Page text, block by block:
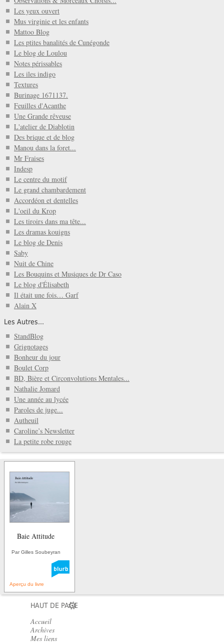
Les yeux ouvert
Mus virginie et les enfants
Mattoo Blog
Les ptites banalités de Cunégonde
Le blog de Loulou
Notes périssables
Les iles indigo
Textures
Burinage 1671137.
Feuilles d'Acanthe
Une Grande rêveuse
L'atelier de Diablotin
Des brique et de blog
Manou dans la foret...
Mr Fraises
Indesp
Le centre du motif
Le grand chambardement
Accordéon et dentelles
L'oeil du Krop
Les tiroirs dans ma tête...
Les dramas kouigns
Le blog de Denis
Saby
Nuit de Chine
Les Bouquins et Musiques de Dr Caso
Le blog d'Élisabeth
Il était une fois… Garf
Alain X
Les Autres...
StandBlog
Grignotages
Bonheur du jour
Boulet Corp
BD, Bière et Circonvolutions Mentales...
Nathalie Jomard
Une année au lycée
Paroles de juge...
Autheuil
Caroline’s Newsletter
La petite robe rouge
Baie Attitude
Par Gilles Soubeyran
Aperçu du livre
HAUT DE PAGE
Accueil
Archives
Mes liens